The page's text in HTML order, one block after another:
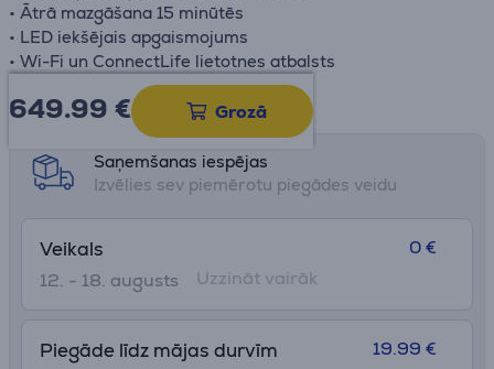
• Ātrā mazgāšana 15 minūtēs
• LED iekšējais apgaismojums
• Wi-Fi un ConnectLife lietotnes atbalsts
649.99 € Grozā
Datu lapa
Saņemšanas iespējas
Izvēlies sev piemērotu piegādes veidu
Veikals
12. - 18. augusts
0 €
Uzzināt vairāk
Piegāde līdz mājas durvīm 19.99 €